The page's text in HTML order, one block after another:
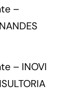
–
– INOVI